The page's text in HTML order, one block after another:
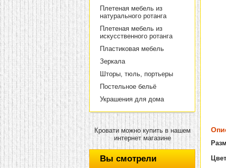
Плетеная мебель из
натурального ротанга
Плетеная мебель из
искусственного ротанга
Пластиковая мебель
Зеркала
Шторы, тюль, портьеры
Постельное бельё
Украшения для дома
Кровати можно купить в нашем
интернет магазине
Вы смотрели